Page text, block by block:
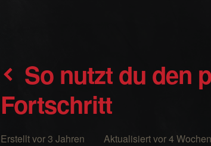
So nutzt du den plattformübergreifenden
Fortschritt
Erstellt vor 3 Jahren Aktualisiert vor 4 Wochen